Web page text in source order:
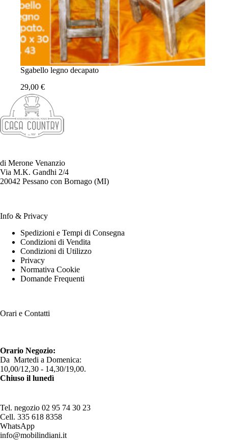
Sgabello legno decapato
29,00 €
di Merone Venanzio
Via M.K. Gandhi 2/4
20042 Pessano con Bornago (MI)
Info & Privacy
Spedizioni e Tempi di Consegna
Condizioni di Vendita
Condizioni di Utilizzo
Privacy
Normativa Cookie
Domande Frequenti
Orari e Contatti
Orario Negozio:
Da Martedi a Domenica:
10,00/12,30 - 14,30/19,00.
Chiuso il lunedì
Tel. negozio 02 95 74 30 23
Cell. 335 618 8358
WhatsApp
info@mobilindiani.it